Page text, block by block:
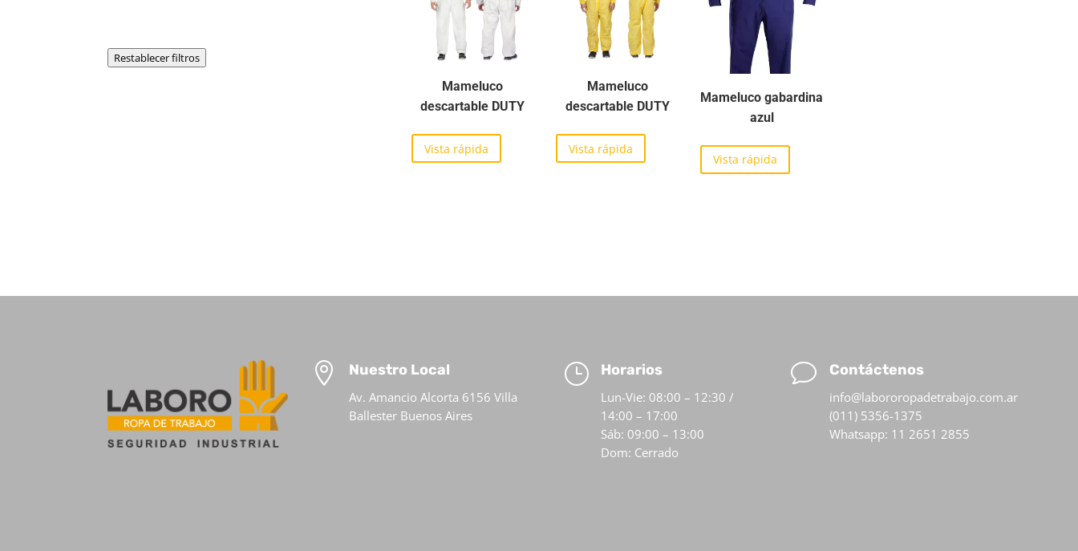
Restablecer filtros
Mameluco
descartable DUTY
Vista rápida
Mameluco
descartable DUTY
Vista rápida
Mameluco gabardina
azul
Vista rápida
 Nuestro Local
Av. Amancio Alcorta 6156 Villa
Ballester Buenos Aires
} Horarios
Lun-Vie: 08:00 – 12:30 /
14:00 – 17:00
Sáb: 09:00 – 13:00
Dom: Cerrado
v Contáctenos
info@labororopadetrabajo.com.ar
(011) 5356-1375
Whatsapp: 11 2651 2855